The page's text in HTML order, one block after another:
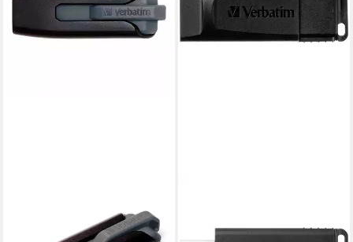
(Lesegeschwindigkeit 80
- 32 GB - schwarz USB-Stick